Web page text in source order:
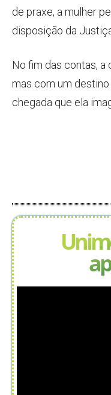
de praxe, a mulher
disposição da
No fim das contas, a
mas com um
chegada que ela